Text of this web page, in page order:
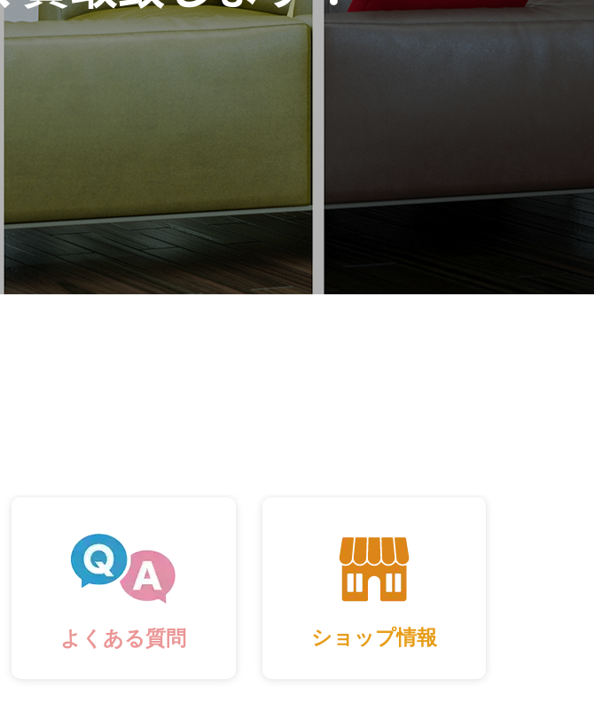
よくある質問 ショップ情報